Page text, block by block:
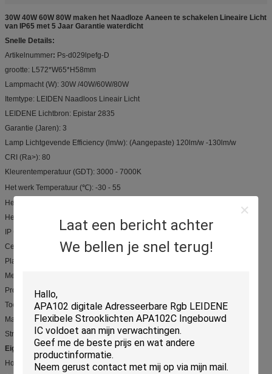
Laat een bericht achter
We bellen je snel terug!
30W 40W 60W 80W maken het Naadloze Aaneen te schakelen Lineaire Licht
van IP65 met 5 Jaar Garantie waterdicht
Snelle Details:
Artikelnummer: Ps-d029lpefg-D
grootte: L572*W65*H58mm
Lampmacht (W): 30W /40W/60W/80W
Itemtype: LEIDEN Naadloos Lineair Licht
LEIDENE Lichtbron: Epistar 2835
Garantie (Jaren): 3
Lamp Lichtgevende Efficiency (lm/w): (Aangepaste) 120lm/w -130lm/w
CRI (Ra>): 80
Kleurentemperatuur (GDT): 3000 - 7000K
Het werk Temperatuur (℃): -30 - 55
Het werk Leven (Uur): 50000
Het Materiaal van het lamplichaam: Aluminium
IP Classificatie: 65
Certificatie: Ce, RoHS, UL
Plaats van Oorsprong: Guangdong, China (Vasteland)
Merknaam: Phensonverlichting
Productnaam: Geleid Lineair Licht
Toepassing: supermarkt/bureau/pakhuis/school
Materiaal: Alumimum + PC-Dekking
Stralingshoek: 120 Graad
Eigenschap:
Hoogwaardig aluminiummateriaal, 30°/60°/90°/RL20°lens, IK07.